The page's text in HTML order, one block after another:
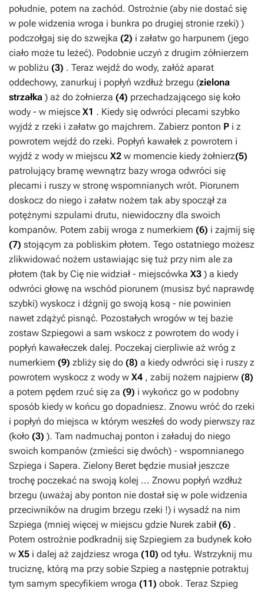
południe, potem na zachód. Ostrożnie (aby nie dostać się
w pole widzenia wroga i bunkra po drugiej stronie rzeki) )
podczołgaj się do szwejka (2) i załatw go harpunem (jego
ciało może tu leżeć). Podobnie uczyń z drugim zółnierzem
w pobliżu (3) . Teraz wejdź do wody, załóż aparat
oddechowy, zanurkuj i popłyń wzdłuż brzegu (zielona
strzałka ) aż do żołnierza (4) przechadzającego się koło
wody - w miejsce X1 . Kiedy się odwróci plecami szybko
wyjdź z rzeki i załatw go majchrem. Zabierz ponton P i z
powrotem wejdź do rzeki. Popłyń kawałek z powrotem i
wyjdź z wody w miejscu X2 w momencie kiedy żołnierz(5)
patrolujący bramę wewnątrz bazy wroga odwróci się
plecami i ruszy w stronę wspomnianych wrót. Piorunem
doskocz do niego i załatw nożem tak aby spoczął za
potężnymi szpulami drutu, niewidoczny dla swoich
kompanów. Potem zabij wroga z numerkiem (6) i zajmij się
(7) stojącym za pobliskim płotem. Tego ostatniego możesz
zlikwidować nożem ustawiając się tuż przy nim ale za
płotem (tak by Cię nie widział - miejscówka X3 ) a kiedy
odwróci głowę na wschód piorunem (musisz być naprawdę
szybki) wyskocz i dźgnij go swoją kosą - nie powinien
nawet zdążyć pisnąć. Pozostałych wrogów w tej bazie
zostaw Szpiegowi a sam wskocz z powrotem do wody i
popłyń kawałeczek dalej. Poczekaj cierpliwie aż wróg z
numerkiem (9) zbliży się do (8) a kiedy odwróci się i ruszy z
powrotem wyskocz z wody w X4 , zabij nożem najpierw (8)
a potem pędem rzuć się za (9) i wykończ go w podobny
sposób kiedy w końcu go dopadniesz. Znowu wróć do rzeki
i popłyń do miejsca w którym weszłeś do wody pierwszy raz
(koło (3) ). Tam nadmuchaj ponton i załaduj do niego
swoich kompanów (zmieści się dwóch) - wspomnianego
Szpiega i Sapera. Zielony Beret będzie musiał jeszcze
trochę poczekać na swoją kolej ... Znowu popłyń wzdłuż
brzegu (uważaj aby ponton nie dostał się w pole widzenia
przeciwników na drugim brzegu rzeki !) i wysadź na nim
Szpiega (mniej więcej w miejscu gdzie Nurek zabił (6) .
Potem ostrożnie podkradnij się Szpiegiem za budynek koło
w X5 i dalej aż zajdziesz wroga (10) od tyłu. Wstrzyknij mu
truciznę, którą ma przy sobie Szpieg a następnie potraktuj
tym samym specyfikiem wroga (11) obok. Teraz Szpieg